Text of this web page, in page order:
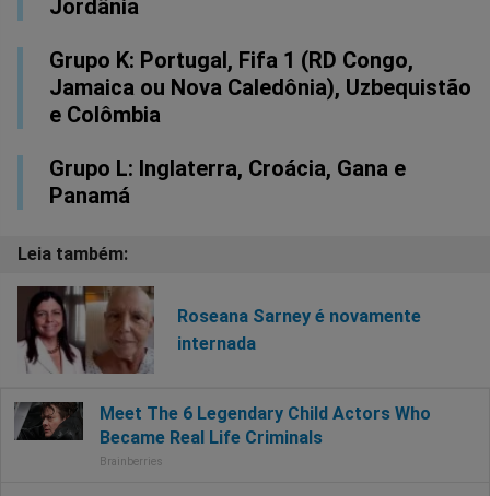
Jordânia
Grupo K: Portugal, Fifa 1 (RD Congo,
Jamaica ou Nova Caledônia), Uzbequistão
e Colômbia
Grupo L: Inglaterra, Croácia, Gana e
Panamá
Roseana Sarney é novamente
internada